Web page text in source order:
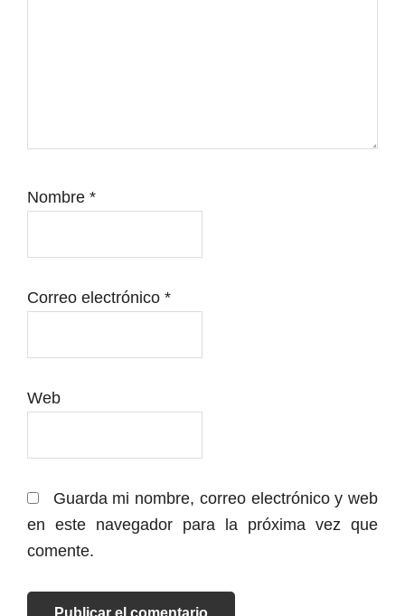
Nombre *
Correo electrónico *
Web
Guarda mi nombre, correo electrónico y web
en este navegador para la próxima vez que
comente.